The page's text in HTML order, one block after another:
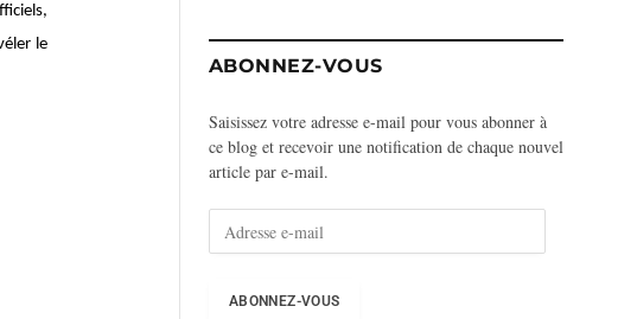
le
ABONNEZ-VOUS
Saisissez votre adresse e-mail pour vous abonner à
ce blog et recevoir une notification de chaque nouvel
article par e-mail.
ABONNEZ-VOUS